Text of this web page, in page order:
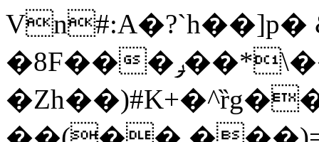
Vn#:A�?`h��]p�
�8F���ݛ��*\��U��S